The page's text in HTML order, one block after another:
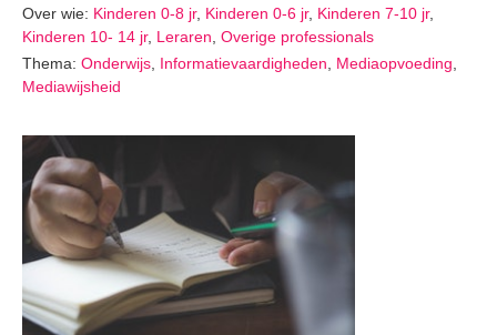
Over wie: Kinderen 0-8 jr, Kinderen 0-6 jr, Kinderen 7-10 jr,
Kinderen 10- 14 jr, Leraren, Overige professionals
Thema: Onderwijs Informatievaardigheden Mediaopvoeding
Mediawijsheid